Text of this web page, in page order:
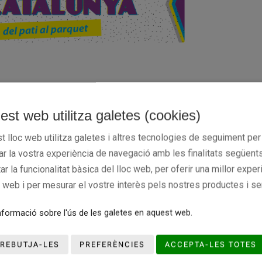
sortida a l'exposició
de Llobregatproduïda per la Fundació del Bàsquet
que es va inaugurar el 2013 per a commemorar els cent
a Catalunya, el març de 1913.
d'aquesta mostra començà el mes de juny a Cornellà i estarà
mes d’octubre. Posteriorment, es podrà visitar al
Santa Coloma de Gramenetdurant tot el mes de novembre
, on estarà instal·lada fins a finals de
web utilitza galetes (cookies)
lloc web utilitza galetes i altres tecnologies de seguiment per
la vostra experiència de navegació amb les finalitats
la funcionalitat bàsica del lloc web, per oferir una millor
web i per mesurar el vostre interès pels nostres productes i
sobre l'ús de les galetes en aquest web.
REBUTJA-LES PREFERÈNCIES ACCEPTA-LES TOTES